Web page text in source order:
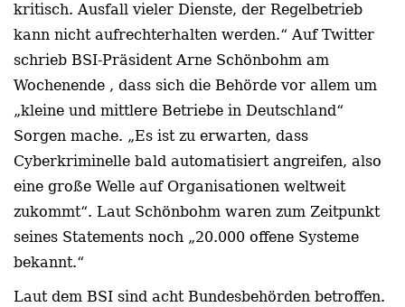
kritisch. Ausfall vieler Dienste, der Regelbetrieb
kann nicht aufrechterhalten werden.“ Auf Twitter
schrieb BSI-Präsident Arne Schönbohm am
Wochenende , dass sich die Behörde vor allem um
„kleine und mittlere Betriebe in Deutschland“
Sorgen mache. „Es ist zu erwarten, dass
Cyberkriminelle bald automatisiert angreifen, also
eine große Welle auf Organisationen weltweit
zukommt“. Laut Schönbohm waren zum Zeitpunkt
seines Statements noch „20.000 offene Systeme
bekannt.“
Laut dem BSI sind acht Bundesbehörden betroffen.